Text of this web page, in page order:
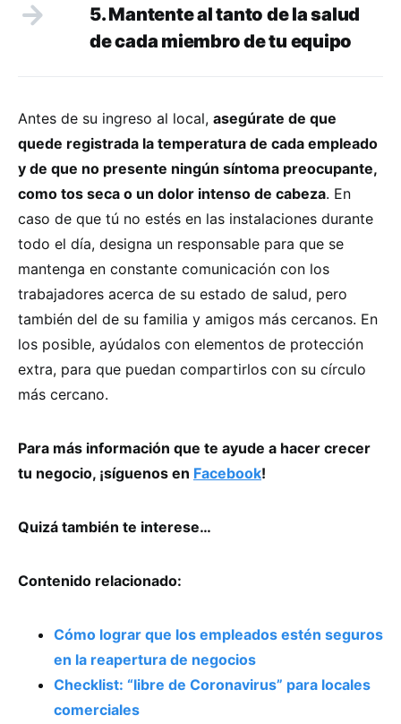
5. Mantente al tanto de la salud
de cada miembro de tu equipo
Antes de su ingreso al local, asegúrate de que
quede registrada la temperatura de cada empleado
y de que no presente ningún síntoma preocupante,
como tos seca o un dolor intenso de cabeza. En
caso de que tú no estés en las instalaciones durante
todo el día, designa un responsable para que se
mantenga en constante comunicación con los
trabajadores acerca de su estado de salud, pero
también del de su familia y amigos más cercanos. En
los posible, ayúdalos con elementos de protección
extra, para que puedan compartirlos con su círculo
más cercano.
Para más información que te ayude a hacer crecer
tu negocio, ¡síguenos en Facebook!
Quizá también te interese…
Contenido relacionado:
Cómo lograr que los empleados estén seguros
en la reapertura de negocios
Checklist: “libre de Coronavirus” para locales
comerciales